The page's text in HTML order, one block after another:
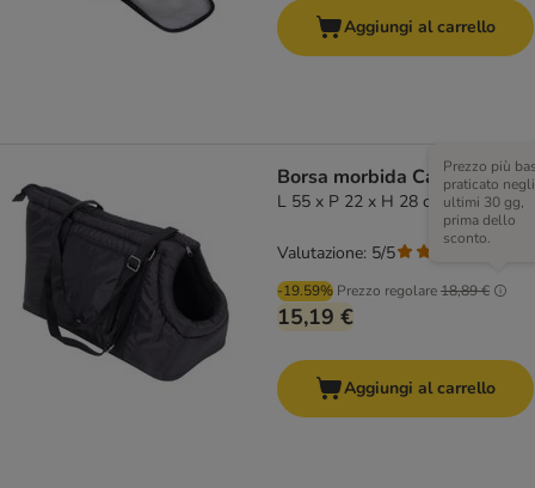
Aggiungi al carrello
Borsa morbida Carry
L 55 x P 22 x H 28 cm
-19.59% Prezzo regolare18,89 €
Prezzo più
praticato negli
ultimi 30 gg,
prima dello
sconto.
15,19 €
Valutazione: 5/5
Aggiungi al carrello